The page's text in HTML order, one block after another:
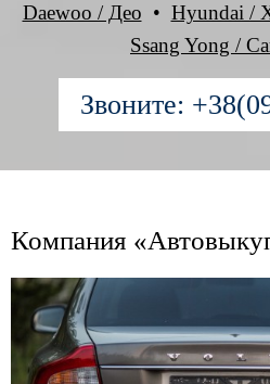
Daewoo / Део • Hyundai /
Ssang Yong /
Звоните:
Компания